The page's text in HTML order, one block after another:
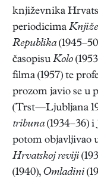
književnika
periodicima
Republika
časopisu Kolo
filma (1957) te
prozom javio se u
(Trst—Ljubljana
tribuna(1934–36) i
potom objavljivao
Hrvatskoj reviji
(1940), Omladini